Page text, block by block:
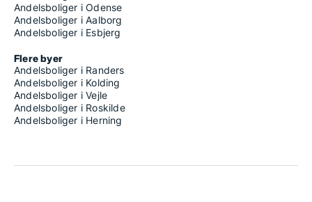
Andelsboliger i Odense
Andelsboliger i Aalborg
Andelsboliger i Esbjerg
Flere byer
Andelsboliger i Randers
Andelsboliger i Kolding
Andelsboliger i Vejle
Andelsboliger i Roskilde
Andelsboliger i Herning